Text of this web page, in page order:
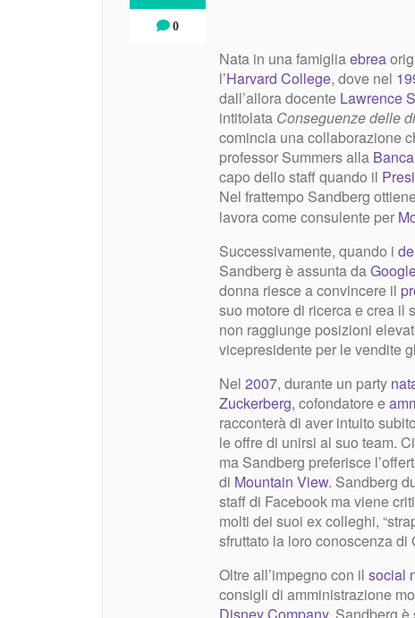
0
Nata in una famigliaebrea
l’Harvard College, dove nel
dall’allora docente Lawrence
intitolata Conseguenze delle
comincia una collaborazione
professor Summers alla
capo dello staff quando il
Nel frattempo Sandberg
lavora come consulente per
Successivamente, quando i
Sandberg è assunta da
donna riesce a convincere il
suo motore di ricerca e crea il
non raggiunge posizioni
vicepresidente per le vendite
Nel 2007, durante un party
Zuckerberg, cofondatore e
racconterà di aver intuito
le offre di unirsi al suo team.
ma Sandberg preferisce
di Mountain View. Sandberg
staff di Facebook ma viene
molti dei suoi ex colleghi,
sfruttato la loro conoscenza
Oltre all’impegno con il social
consigli di amministrazione
Disney Company. Sandberg